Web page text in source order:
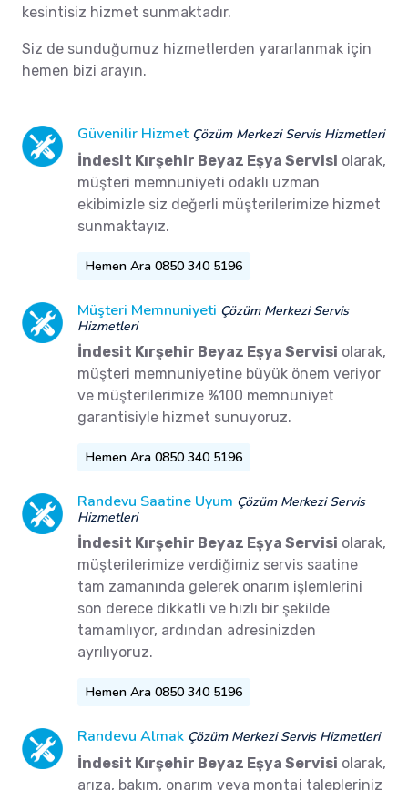
kesintisiz hizmet sunmaktadır.
Siz de sunduğumuz hizmetlerden yararlanmak için
hemen bizi arayın.
Güvenilir Hizmet Çözüm Merkezi Servis Hizmetleri
İndesit Kırşehir Beyaz Eşya Servisi olarak,
müşteri memnuniyeti odaklı uzman
ekibimizle siz değerli müşterilerimize hizmet
sunmaktayız.
Hemen Ara 0850 340 5196
Müşteri Memnuniyeti Çözüm Merkezi Servis
Hizmetleri
İndesit Kırşehir Beyaz Eşya Servisi olarak,
müşteri memnuniyetine büyük önem veriyor
ve müşterilerimize %100 memnuniyet
garantisiyle hizmet sunuyoruz.
Hemen Ara 0850 340 5196
Randevu Saatine Uyum Çözüm Merkezi Servis
Hizmetleri
İndesit Kırşehir Beyaz Eşya Servisi olarak,
müşterilerimize verdiğimiz servis saatine
tam zamanında gelerek onarım işlemlerini
son derece dikkatli ve hızlı bir şekilde
tamamlıyor, ardından adresinizden
ayrılıyoruz.
Hemen Ara 0850 340 5196
Randevu Almak Çözüm Merkezi Servis Hizmetleri
İndesit Kırşehir Beyaz Eşya Servisi olarak,
arıza, bakım, onarım veya montaj talepleriniz